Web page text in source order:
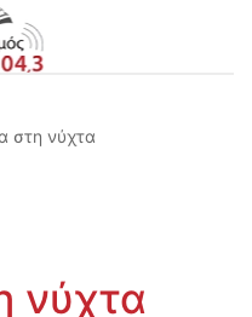
στη νύχτα
νύχτα